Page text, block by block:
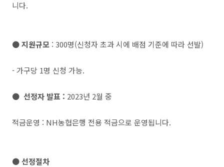
니다.
● 지원규모 : 300명(신청자 초과 시에 배점 기준에 따라 선발)
- 가구당 1명 신청 가능.
● 선정자 발표 : 2023년 2월 중
적금운영 : NH농협은행 전용 적금으로 운영됩니다.
● 선정절차